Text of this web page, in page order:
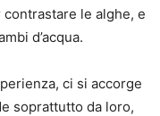
le alghe, e
d’acqua.
ci si accorge
soprattutto da loro,